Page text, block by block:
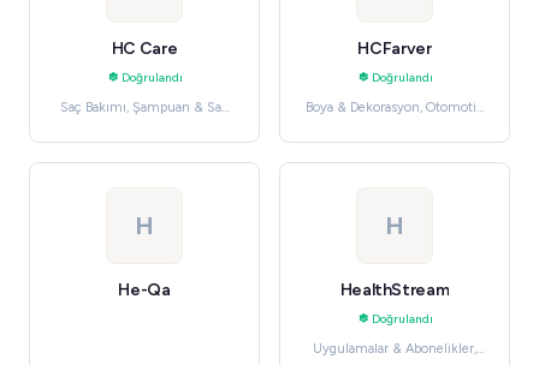
HC Care
Doğrulandı
Saç Bakımı, Şampuan & Saç
HCFarver
Doğrulandı
Boya & Dekorasyon, Otomotiv
H
He-Qa
H
HealthStream
Doğrulandı
Uygulamalar & Abonelikler,